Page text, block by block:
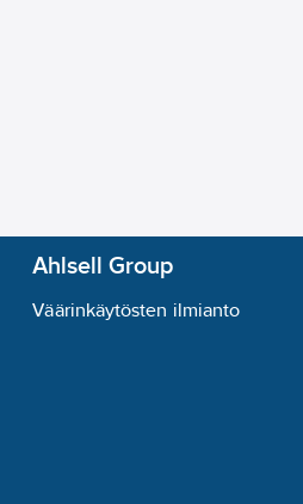
Ahlsell Group
Väärinkäytösten ilmianto